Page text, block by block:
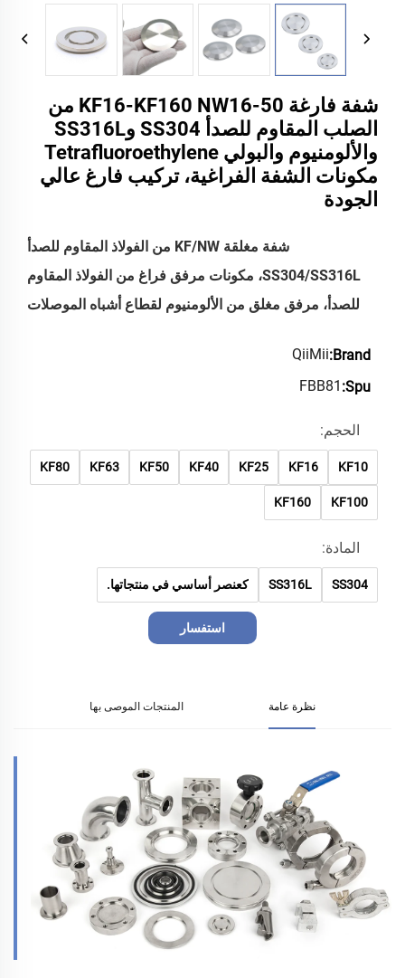
شفة فارغة KF16-KF160 NW16-50 من
الصلب المقاوم للصدأ SS304 وSS316L
والألومنيوم والبولي Tetrafluoroethylene
مكونات الشفة الفراغية، تركيب فارغ عالي
الجودة
شفة مغلقة KF/NW من الفولاذ المقاوم للصدأ
SS304/SS316L، مكونات مرفق فراغ من الفولاذ المقاوم
للصدأ، مرفق مغلق من الألومنيوم لقطاع أشباه الموصلات
Brand:
QiiMii
Spu:
FBB81
الحجم:
KF10
KF16
KF25
KF40
KF50
KF63
KF80
KF100
KF160
المادة:
SS304
SS316L كعنصر أساسي في منتجاتها.
استفسار
نظرة عامة المنتجات الموصى بها